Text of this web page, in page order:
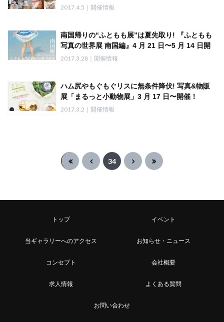
月〜5 月に開催 静岡「ねこ休み展」4/14〜5/7・
2017.4.5｜開催情報
南国帰りの“ふともも展”は夏先取り! 『ふともも
写真の世界展 南国編』4 月 21 日〜5 月 14 日開
催！ 巡回展は名古屋で 5 月 1 日〜5 月 7 日開催
2017.3.28｜開催情報
ハム尻やもぐもぐリスに無条件降伏! 写真&物販
展「まるっと小動物展」3 月 17 日〜開催！
2017.3.2｜開催情報
34
トップ イベント
当ギャラリーへのアクセス お知らせ・ニュース
コンセプト 会社概要
求人情報 よくある質問
お問い合わせ